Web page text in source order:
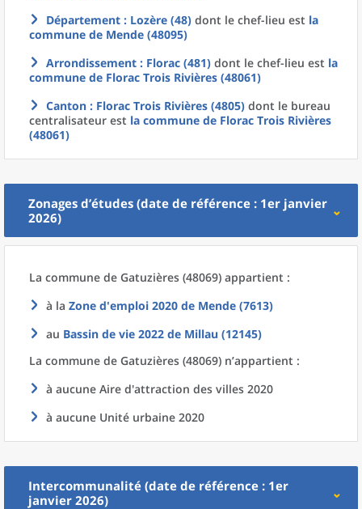
Département : Lozère (48) dont le chef-lieu est la
commune de Mende (48095)
Arrondissement : Florac (481) dont le chef-lieu est la
commune de Florac Trois Rivières (48061)
Canton : Florac Trois Rivières (4805) dont le bureau
centralisateur est la commune de Florac Trois Rivières
(48061)
Zonages d’études (date de référence : 1er janvier
2026)
La commune de Gatuzières (48069) appartient :
à la Zone d'emploi 2020 de Mende (7613)
au Bassin de vie 2022 de Millau (12145)
La commune de Gatuzières (48069) n’appartient :
à aucune Aire d'attraction des villes 2020
à aucune Unité urbaine 2020
Intercommunalité (date de référence : 1er
janvier 2026)